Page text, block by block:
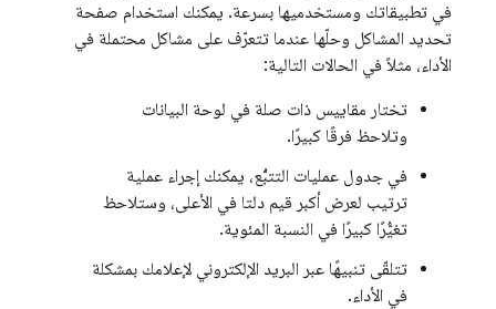
في تطبيقاتك ومستخدميها بسرعة. يمكنك استخدام صفحة
تحديد المشاكل وحلّها عندما تتعرّف على مشاكل محتملة في
الأداء، مثلاً في الحالات التالية:
تختار مقاييس ذات صلة في لوحة البيانات
وتلاحظ فرقًا كبيرًا.
في جدول عمليات التتبُّع، يمكنك إجراء عملية
ترتيب لعرض أكبر قيم دلتا في الأعلى، وستلاحظ
تغيُّرًا كبيرًا في النسبة المئوية.
تتلقّى تنبيهًا عبر البريد الإلكتروني لإعلامك بمشكلة
في الأداء.